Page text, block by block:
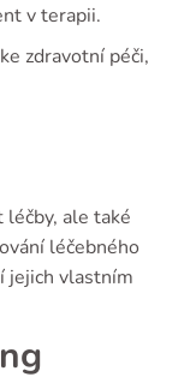
v terapii.
zdravotní péči,
ale také
léčebného
jejich vlastním